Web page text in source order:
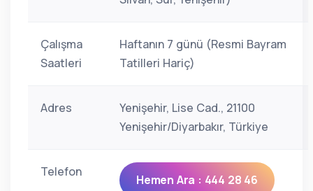
Çalışma
Saatleri
Haftanın 7 günü (Resmi Bayram
Tatilleri Hariç)
Adres
Yenişehir, Lise Cad., 21100
Yenişehir/Diyarbakır, Türkiye
Telefon
Hemen Ara : 444 28 46